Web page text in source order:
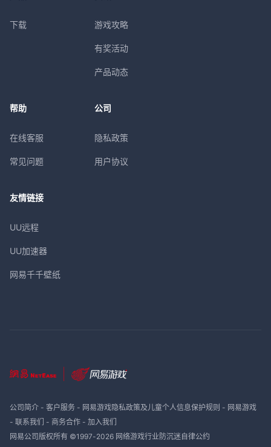
下载 游戏攻略
有奖活动
产品动态
帮助
在线客服
常见问题
公司
隐私政策
用户协议
友情链接
UU远程
UU加速器
网易千千壁纸
公司简介- 客户服务- 网易游戏隐私政策及儿童个人信息保护规则 - 网易游戏
- 联系我们 - 商务合作- 加入我们
网易公司版权所有 ©1997-2026 网络游戏行业防沉迷自律公约